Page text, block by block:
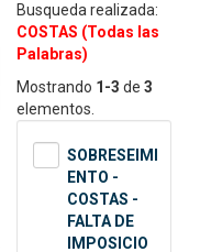
Busqueda realizada:
COSTAS (Todas las
Palabras)
Mostrando 1-3 de 3
elementos.
SOBRESEIMI
ENTO -
COSTAS -
FALTA DE
IMPOSICIO